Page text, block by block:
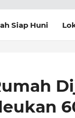
Siap Huni